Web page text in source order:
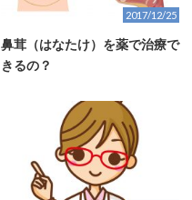
2017/12/25
鼻茸（はなたけ）を薬で治療で
きるの？